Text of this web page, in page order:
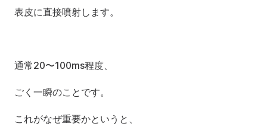
表皮に直接噴射します。
通常20〜100ms程度、
ごく一瞬のことです。
これがなぜ重要かというと、